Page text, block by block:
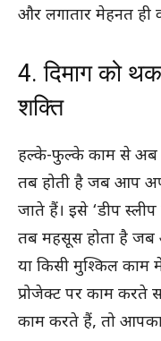
और लगातार मेहनत ही
4. दिमाग को
शक्ति
हल्के-फुल्के काम से अब
तब होती है जब आप
जाते हैं। इसे ‘डीप
तब महसूस होता है जब
या किसी मुश्किल काम
प्रोजेक्ट पर काम
काम करते हैं, तो आपका